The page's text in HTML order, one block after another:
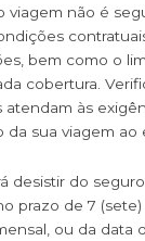
viagem não é
bem como o
cobertura.
atendam às
da sua viagem ao
desistir do
prazo de 7
ou da data